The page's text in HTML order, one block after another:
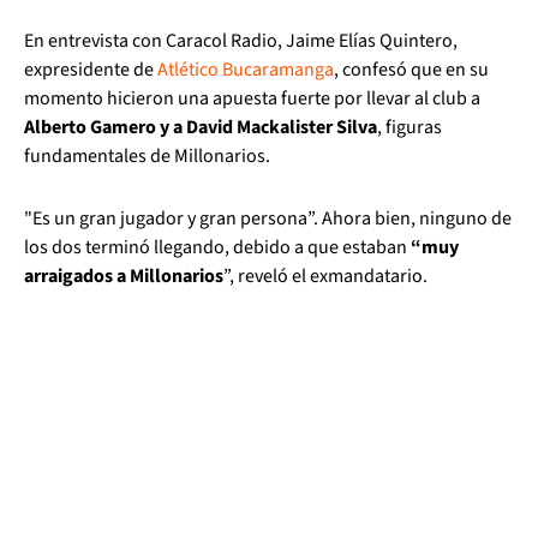
En entrevista con Caracol Radio, Jaime Elías Quintero,
expresidente deAtlético Bucaramanga, confesó que en su
momento hicieron una apuesta fuerte por llevar al club a
Alberto Gamero y a David Mackalister Silva, figuras
fundamentales de Millonarios.
"Es un gran jugador y gran persona”. Ahora bien, ninguno de
los dos terminó llegando, debido a que estaban “muy
arraigados a Millonarios”, reveló el exmandatario.